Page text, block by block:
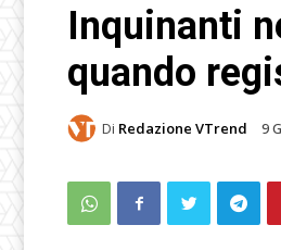
Inquinanti
quando
Di Redazione VTrend 9